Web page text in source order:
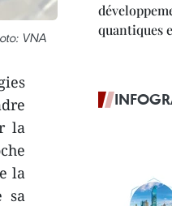
VNA
la
la
sa
quantiques